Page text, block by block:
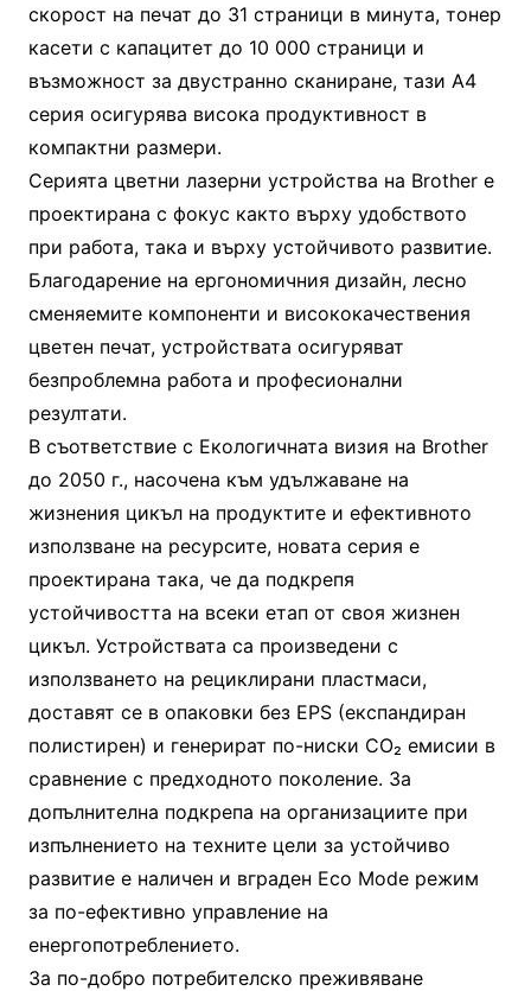
скорост на печат до 31 страници в минута, тонер
касети с капацитет до 10 000 страници и
възможност за двустранно сканиране, тази A4
серия осигурява висока продуктивност в
компактни размери.
Серията цветни лазерни устройства на Brother е
проектирана с фокус както върху удобството
при работа, така и върху устойчивото развитие.
Благодарение на ергономичния дизайн, лесно
сменяемите компоненти и висококачествения
цветен печат, устройствата осигуряват
безпроблемна работа и професионални
резултати.
В съответствие с Екологичната визия на Brother
до 2050 г., насочена към удължаване на
жизнения цикъл на продуктите и ефективното
използване на ресурсите, новата серия е
проектирана така, че да подкрепя
устойчивостта на всеки етап от своя жизнен
цикъл. Устройствата са произведени с
използването на рециклирани пластмаси,
доставят се в опаковки без EPS (експандиран
полистирен) и генерират по-ниски CO₂ емисии в
сравнение с предходното поколение. За
допълнителна подкрепа на организациите при
изпълнението на техните цели за устойчиво
развитие е наличен и вграден Eco Mode режим
за по-ефективно управление на
енергопотреблението.
За по-добро потребителско преживяване